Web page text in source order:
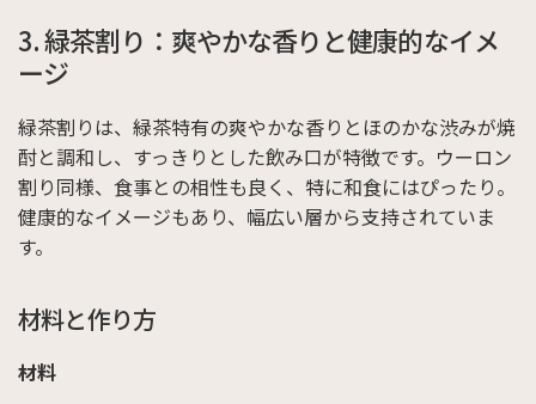
3. 緑茶割り：爽やかな香りと健康的なイメ
ージ
緑茶割りは、緑茶特有の爽やかな香りとほのかな渋みが焼
酎と調和し、すっきりとした飲み口が特徴です。ウーロン
割り同様、食事との相性も良く、特に和食にはぴったり。
健康的なイメージもあり、幅広い層から支持されていま
す。
材料と作り方
材料